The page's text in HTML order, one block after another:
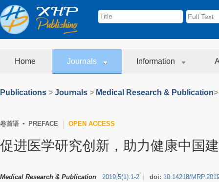
Home Journals Information
Publications > Journals > Medical Research & Publication
卷首语 ▪ PREFACE OPEN ACCESS
促进医学研究创新，助力健康中国
Medical Research & Publication 2019;5(1):1-2 doi: 10.14218/